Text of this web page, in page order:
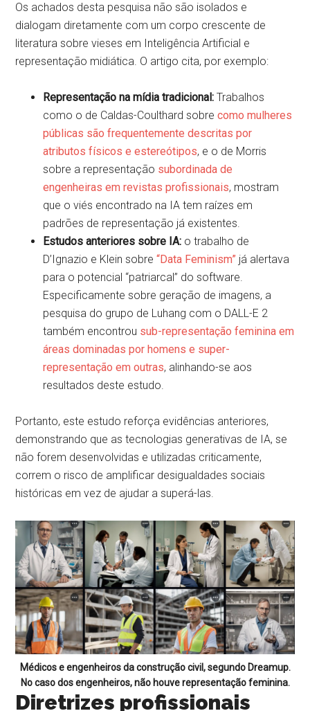
Os achados desta pesquisa não são isolados e
dialogam diretamente com um corpo crescente de
literatura sobre vieses em Inteligência Artificial e
representação midiática. O artigo cita, por exemplo:
Representação na mídia tradicional: Trabalhos
como o de Caldas-Coulthard sobrecomo mulheres
públicas são frequentemente descritas por
atributos físicos e estereótipos, e o de Morris
sobre a representação subordinada de
engenheiras em revistas profissionais, mostram
que o viés encontrado na IA tem raízes em
padrões de representação já existentes.
Estudos anteriores sobre IA: o trabalho de
D’Ignazio e Klein sobre“Data Feminism” já alertava
para o potencial “patriarcal” do software.
Especificamente sobre geração de imagens, a
pesquisa do grupo de Luhang com o DALL-E 2
também encontrou sub-representação feminina em
áreas dominadas por homens e super-
representação em outras, alinhando-se aos
resultados deste estudo.
Portanto, este estudo reforça evidências anteriores,
demonstrando que as tecnologias generativas de IA, se
não forem desenvolvidas e utilizadas criticamente,
correm o risco de amplificar desigualdades sociais
históricas em vez de ajudar a superá-las.
Médicos e engenheiros da construção civil, segundo Dreamup.
No caso dos engenheiros, não houve representação feminina.
Diretrizes profissionais